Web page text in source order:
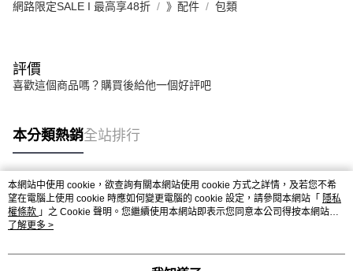
網路限定SALE I 最高享48折 》配件 包類
評價
喜歡這個商品嗎？購買後給他一個好評吧
本分類熱銷全站排行
熱門標籤
本網站中使用 cookie，欲查詢有關本網站使用 cookie 方式之詳情，及若您不希
望在電腦上使用 cookie 時應如何變更電腦的 cookie 設定，請參閱本網站「 隱私
權條款 」之 Cookie 聲明。您繼續使用本網站即表示您同意本公司得按本網站使
用條款之 Cookie 聲明使用 cookie。
了解更多 >